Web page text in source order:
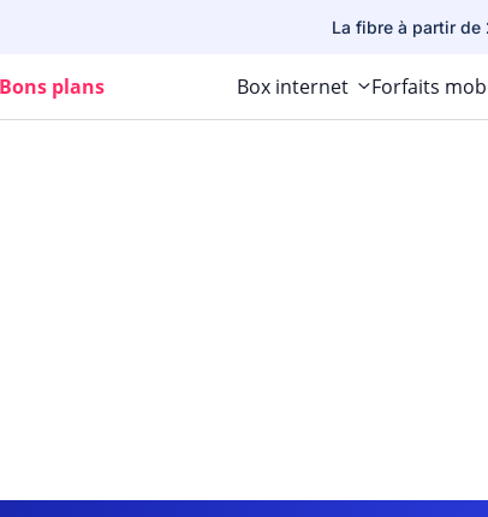
La fibre à partir de
Bons plans Box internet Forfaits